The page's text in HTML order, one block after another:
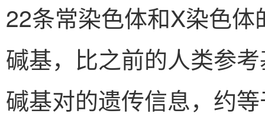
22条常染色体和X染色
碱基，比之前的人类参
碱基对的遗传信息，约